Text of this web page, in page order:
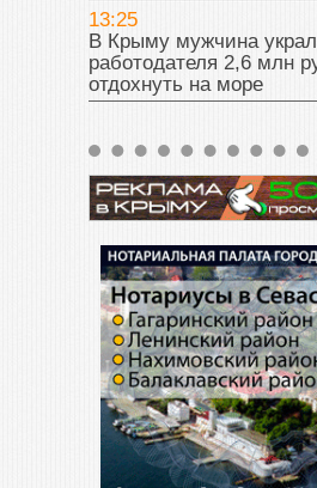
13:25
В Крыму мужчина украл
работодателя 2,6 млн
отдохнуть на море